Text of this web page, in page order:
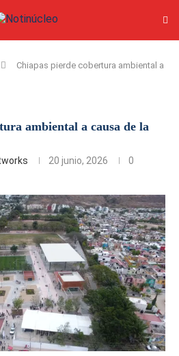
Chiapas pierde cobertura ambiental a
ambiental a causa de la
20 junio, 2026
0